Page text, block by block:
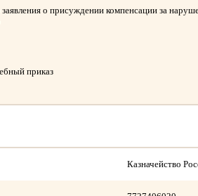
о присуждении компенсации за
приказ
Казначейство